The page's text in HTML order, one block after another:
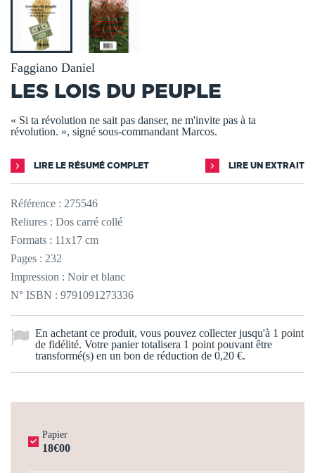
Faggiano Daniel
LES LOIS DU PEUPLE
« Si ta révolution ne sait pas danser, ne m'invite pas à ta
révolution. », signé sous-commandant Marcos.
LIRE LE RÉSUMÉ COMPLET LIRE UN EXTRAIT
Référence : 275546
Reliures : Dos carré collé
Formats : 11x17 cm
Pages : 232
Impression : Noir et blanc
N° ISBN : 9791091273336
En achetant ce produit, vous pouvez collecter jusqu'à 1 point
de fidélité. Votre panier totalisera 1 point pouvant être
transformé(s) en un bon de réduction de 0,20 €.
Papier
18€00